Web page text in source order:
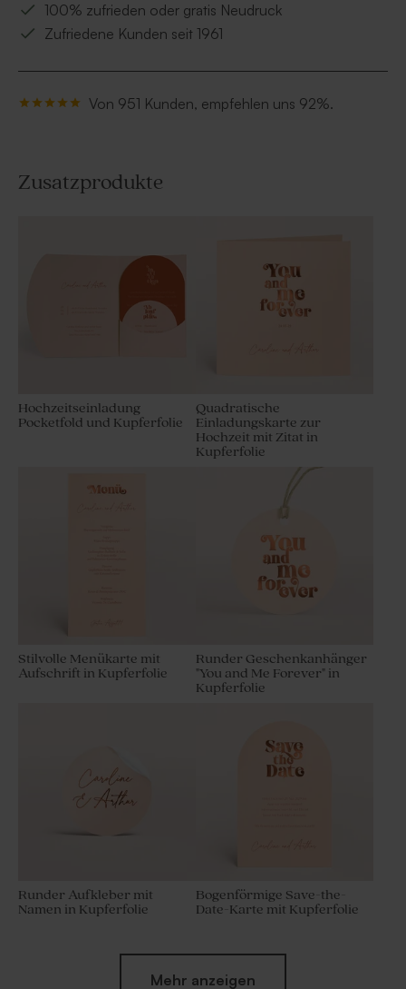
100% zufrieden oder gratis Neudruck
Zufriedene Kunden seit 1961
Von 951 Kunden, empfehlen uns 92%.
Zusatzprodukte
Hochzeitseinladung
Pocketfold und Kupferfolie
Quadratische
Einladungskarte zur
Hochzeit mit Zitat in
Kupferfolie
Stilvolle Menükarte mit
Aufschrift in Kupferfolie
Runder Geschenkanhänger
"You and Me Forever" in
Kupferfolie
Runder Aufkleber mit
Namen in Kupferfolie
Bogenförmige Save-the-
Date-Karte mit Kupferfolie
Mehr anzeigen